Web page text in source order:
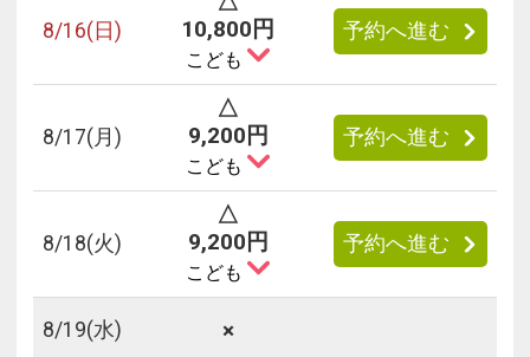
8/16(日)
10,800円
こども
予約へ進む
8/17(月)
△
9,200円
こども
予約へ進む
8/18(火)
△
9,200円
こども
予約へ進む
8/19(水) ×